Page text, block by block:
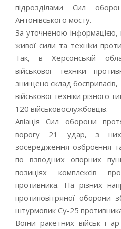
підрозділами Сил
Антонівського мосту.
За уточненою
живої сили та техніки
Так, в Херсонській
військової техніки
знищено склад
військової техніки різного
120 військовослужбовців.
Авіація Сил оборони
ворогу 21 удар, з
зосередження озброєння
по взводних опорних
позиціях комплексів
противника. На різних
протиповітряної оборони
штурмовик Су-25
Воїни ракетних військ і